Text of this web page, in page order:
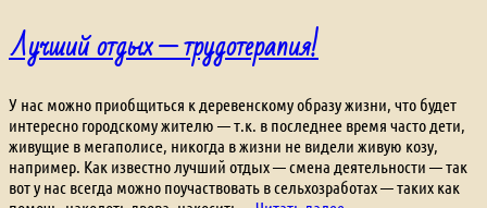
Лучший отдых — трудотерапия!
У нас можно приобщиться к деревенскому образу жизни, что будет
интересно городскому жителю — т.к. в последнее время часто дети,
живущие в мегаполисе, никогда в жизни не видели живую козу,
например. Как известно лучший отдых — смена деятельности — так
вот у нас всегда можно поучаствовать в сельхозработах — таких как